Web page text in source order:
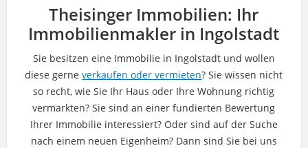
Theisinger Immobilien: Ihr
Immobilienmakler in Ingolstadt
Sie besitzen eine Immobilie in Ingolstadt und wollen
diese gerneverkaufen oder vermieten? Sie wissen nicht
so recht, wie Sie Ihr Haus oder Ihre Wohnung richtig
vermarkten? Sie sind an einer fundierten Bewertung
Ihrer Immobilie interessiert? Oder sind auf der Suche
nach einem neuen Eigenheim? Dann sind Sie bei uns